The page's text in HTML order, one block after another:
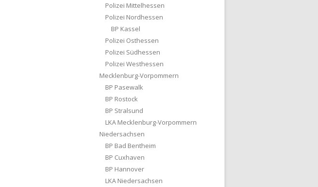
Polizei Mittelhessen
Polizei Nordhessen
BP Kassel
Polizei Osthessen
Polizei Südhessen
Polizei Westhessen
Mecklenburg-Vorpommern
BP Pasewalk
BP Rostock
BP Stralsund
LKA Mecklenburg-Vorpommern
Niedersachsen
BP Bad Bentheim
BP Cuxhaven
BP Hannover
LKA Niedersachsen